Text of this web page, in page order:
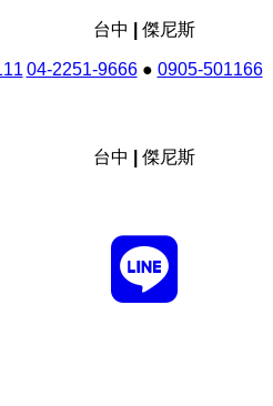
台中 | 傑尼斯
04-2251-9666● 0905-501166
台中 | 傑尼斯